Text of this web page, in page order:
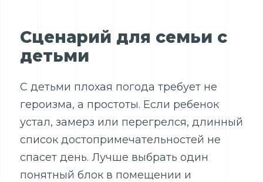
Сценарий для семьи с
детьми
С детьми плохая погода требует не
героизма, а простоты. Если ребенок
устал, замерз или перегрелся, длинный
список достопримечательностей не
спасет день. Лучше выбрать один
понятный блок в помещении и